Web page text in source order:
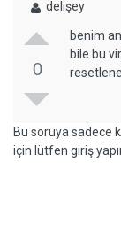
delişey
0
benim
bile bu
Bu soruya sadece
için lütfen giriş